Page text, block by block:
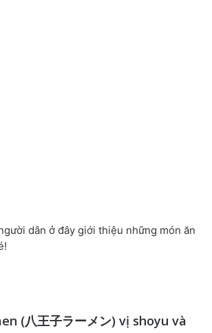
dân ở đây giới thiệu những món ăn
(八王子ラーメン) vị shoyu và